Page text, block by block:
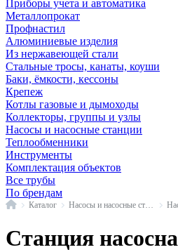
Приборы учета и автоматика
Металлопрокат
Профнастил
Алюминиевые изделия
Из нержавеющей стали
Стальные тросы, канаты, коуши
Баки, ёмкости, кессоны
Крепеж
Котлы газовые и дымоходы
Коллекторы, группы и узлы
Насосы и насосные станции
Теплообменники
Инструменты
Комплектация объектов
Все трубы
По брендам
ГлавнаяКаталог
Станция